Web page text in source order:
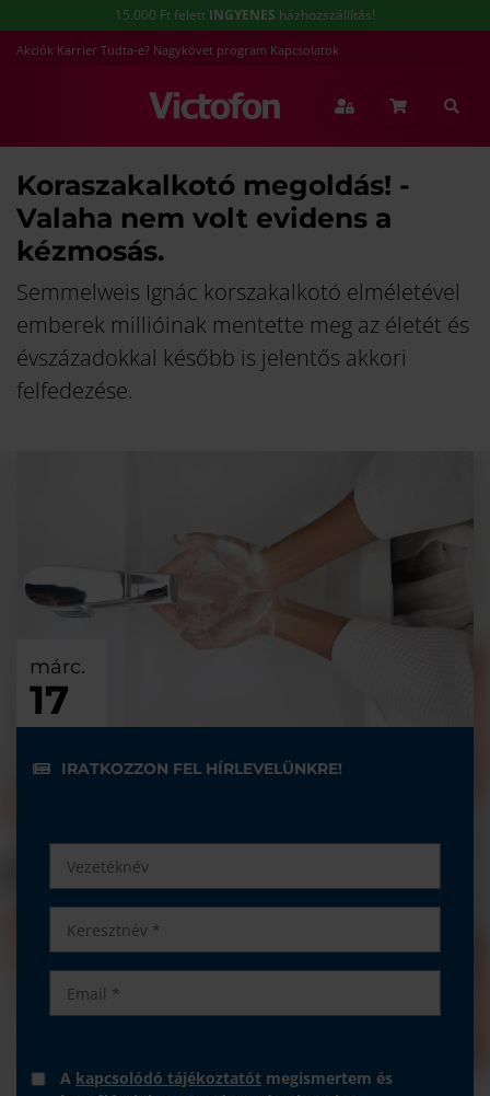
15.000 Ft felett INGYENES házhozszállítás!
Akciók Karrier Tudta-e? Nagykövet program Kapcsolatok
Koraszakalkotó megoldás! -
Valaha nem volt evidens a
kézmosás.
Semmelweis Ignác korszakalkotó elméletével
emberek millióinak mentette meg az életét és
évszázadokkal később is jelentős akkori
felfedezése.
márc.
17
IRATKOZZON FEL HÍRLEVELÜNKRE!
A kapcsolódó tájékoztatót megismertem és